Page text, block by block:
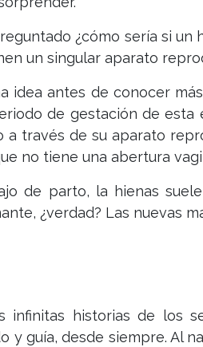
¿cómo sería si
un singular aparato
idea antes de conocer
de gestación de
a través de su aparato
no tiene una abertura
de parto, la hienas
¿verdad? Las nuevas
infinitas historias de los
y guía, desde siempre. Al